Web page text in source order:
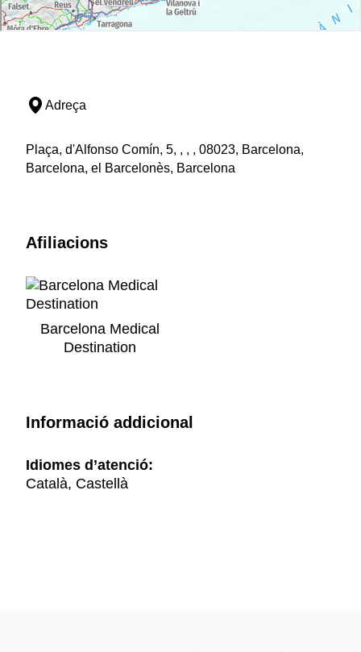
Adreça
Plaça, d'Alfonso Comín, 5, , , , 08023, Barcelona,
Barcelona, el Barcelonès, Barcelona
Afiliacions
Barcelona Medical
Destination
Informació addicional
Idiomes d’atenció:
Català, Castellà